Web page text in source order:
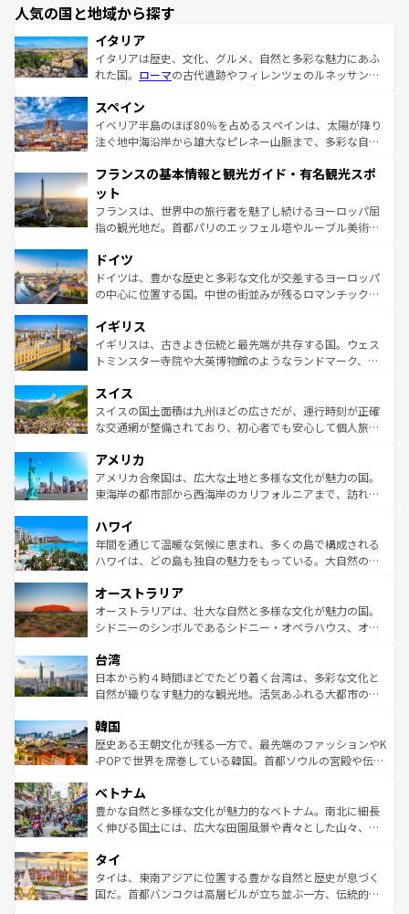
人気の国と地域から探す
イタリア
イタリアは歴史、文化、グルメ、自然と多彩な魅力にあふ
れた国。 ローマの古代遺跡やフィレンツェのルネッサンス
ろん、トスカーナの美しい田園風景やアマルフィ海岸の絶
景など、自然景観も見逃せない。観光の合間には、本場の
ピザやパスタなど、絶品のイタリア料理を堪能することも
ませてくれるイタリアで、忘れられない旅をしてみよう！
なお、新着のイタリア情報は
しい。
スペイン
イベリア半島のほぼ80％を占めるスペインは、太陽が降り
注ぐ地中海沿岸から雄大なピレネー山脈まで、多彩な自然
文化が根付くこの国では、情熱的なフラメンコ、熱気あふ
れる闘牛、そして美味しいタパスが生活の一部となってい
る。首都マドリードの洗練された雰囲気や、バルセロナの
アートに溢れた街角から、地方では古代ローマ遺跡や中世
せる。地方によって風土や気候が異なるスペインはその個
性で訪れる人を魅了する。 なお、新着のスペイン情報は コ
ンテンツ一覧を参照してほしい。
フランスの基本情報と観光ガイド・有名観光スポ
ット
フランスは、世界中の旅行者を魅了し続けるヨーロッパ屈
指の観光地だ。首都パリのエッフェル塔やルーブル美術館
で、幅広い魅力が詰まっている。華麗な宮殿、歴史的な大
聖堂、美しいビーチ、そして豊かな自然が、訪れる者を心
から魅了する。また、フランスは美食の国としても知ら
いる。シャンパンの発祥地であるランス、プロヴァンスの
香り高いラベンダー畑など、多彩な楽しみ方が可能だ。さ
らに、パリ以外の地域にも魅力が溢れており、どの街角に
れる地方に足を運ぶとそれぞれで全く異なる文化を体験で
きるだろう。 なお、新着のフランス情報はコンテンツ一覧
を参照してほしい。
ドイツ
ドイツは、豊かな歴史と多彩な文化が交差するヨーロッパ
の中心に位置する国。中世の街並みが残るロマンチック街
顔を持つこの国は、どこを歩いても飽きることがない。ベ
ルリンの文化的活気、バイエルン州のアルプスの絶景、そ
してライン川沿いのワイン畑といった風景は必見。ビール
は、お酒好きな人にはぜひ体験してほしい。 なお、新着の
ドイツ情報はコンテンツ一覧を参照してほしい。
イギリス
イギリスは、古きよき伝統と最先端が共存する国。ウェス
トミンスター寺院や大英博物館のようなランドマーク、歴
リアごとに異なる魅力がある。また、優雅なアフタヌーン
ティー、ビール好きにはたまらない英国パブ、サッカー観
戦など、本場だからこそできる体験も豊富。イギリスを旅
ンツ一覧を参照してほしい。
スイス
スイスの国土面積は九州ほどの広さだが、運行時刻が正確
な交通網が整備されており、初心者でも安心して個人旅行
の建物がそのまま残る町や、スイスならではのユニークな
博物館もあり、アルプス観光だけでなく町歩きも満喫する
ことができる。国民の所得が高いため物価も高いが、旅行
ば市内交通費無料で観光を楽しむこともできる。 なお、新
着のスイス情報はコンテンツ一覧 を参照してほしい。
アメリカ
アメリカ合衆国は、広大な土地と多様な文化が魅力の国。
東海岸の都市部から西海岸のカリフォルニアまで、訪れる
のような巨大都市は、観光、ショッピング、エンターテイ
ンメントが詰まった刺激的なスポットだ。一方、アメリカ
西部には大自然が広がり、グランドキャニオンやイエロー
部のニューオーリンズでは、音楽と美食が融合した独特の
文化が魅力。旅行者はアメリカの各地域で異なる魅力を楽
しみながら、その多様性と豊かな歴史を感じることができ
ならではの贅沢な旅のスタイルだ。 なお、新着のアメリカ
情報はコンテンツ一覧を参照してほしい。
ハワイ
年間を通じて温暖な気候に恵まれ、多くの島で構成される
ハワイは、どの島も独自の魅力をもっている。大自然の神
ワイ島は見逃せない。また、定番の観光地といえばオアフ
島だが、静かな自然を求めるならマウイ島やカウアイ島が
おすすめ。エメラルドグリーンに輝く海をはじめ、豊かな
れるおもてなしの心で訪れる人々を迎えてくれるハワイの
人々、おいしいローカルフードやハワイアンミュージッ
ク、伝統的なフラダンスなど、すべてがハワイの魅力を彩
ワイを、存分に味わってほしい。 なお、新着のハワイ情報
はコンテンツ一覧を参照してほしい。
オーストラリア
オーストラリアは、壮大な自然と多様な文化が魅力の国。
シドニーのシンボルであるシドニー・オペラハウス、オー
リアリーフや大陸中央部にそびえるウルル（エアーズロッ
ク）、タスマニアの美しい原生林やケアンズの熱帯雨林な
ど、見どころがたくさん。また、カフェやワイン、オージ
いる。アクティビティも充実しており、サーフィンやダイ
ビング、ハイキングなど、アウトドア好きにはたまらな
い。オーストラリアの多彩な魅力を存分に味わいつくそ
参照してほしい。
台湾
日本から約４時間ほどでたどり着く台湾は、多彩な文化と
自然が織りなす魅力的な観光地。活気あふれる大都市の台
ン）、静ひつな山岳地帯である台湾東部など、都市の喧騒
と山間の静けさが共存しており、訪れる人に新しい発見と
驚きをもたらしてくれる。また、奥深い台湾の食文化も魅
容にもいいと評判のスイーツなど、バラエティ豊かな料理
が味わえる。 なお、新着の台湾情報は コンテンツ一覧を参
照してほしい。
韓国
歴史ある王朝文化が残る一方で、最先端のファッションやK
-POPで世界を席巻している韓国。首都ソウルの宮殿や伝統
き、地方に足を延ばせば四季折々の自然美を楽しむことが
できる。そして、キムチや焼肉、絶品のストリートフード
まで、さまざまな韓国料理が待っている。夜には、韓国な
リティに包まれながら、韓国の多彩な魅力を心ゆくまで味
わってみてほしい。 なお、新着の韓国情報はコンテンツ一
覧を参照してほしい。
ベトナム
豊かな自然と多様な文化が魅力的なベトナム。南北に細長
く伸びる国土には、広大な田園風景や青々とした山々、世
急速な発展と共に伝統が息づく。ハノイの古い町並みやホ
ーチミン市のフランス統治時代の建物も、独特の雰囲気を
醸し出している。また、バラエティの豊かさとおいしさで
タイ
タイは、東南アジアに位置する豊かな自然と歴史が息づく
国だ。首都バンコクは高層ビルが立ち並ぶ一方、伝統的な